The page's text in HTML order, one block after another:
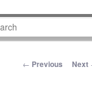
Post navigation
← Previous Next